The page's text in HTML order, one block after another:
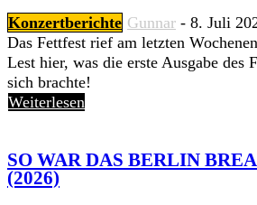
Konzertberichte Gunnar - 8. Juli
Das Fettfest rief am letzten
Lest hier, was die erste Ausgabe des
sich brachte!
Weiterlesen
SO WAR DAS BERLIN
(2026)